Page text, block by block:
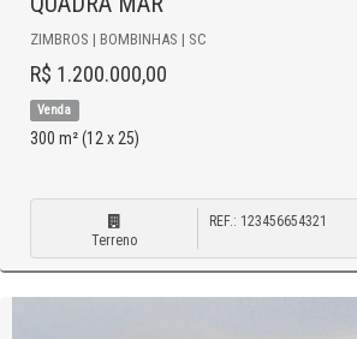
ZIMBROS | BOMBINHAS | SC
R$ 1.200.000,00
Venda
300 m² (12 x 25)
Terreno
REF.: 123456654321